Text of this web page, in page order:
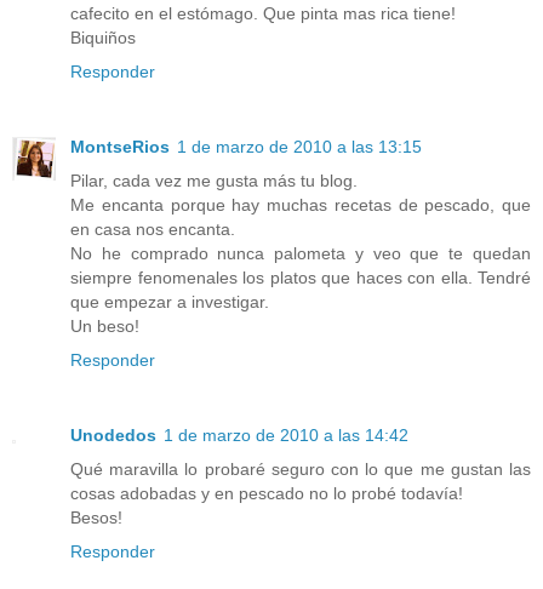
cafecito en el estómago. Que pinta mas rica tiene!
Biquiños
Responder
MontseRios 1 de marzo de 2010 a las 13:15
Pilar, cada vez me gusta más tu blog.
Me encanta porque hay muchas recetas de pescado, que
en casa nos encanta.
No he comprado nunca palometa y veo que te quedan
siempre fenomenales los platos que haces con ella. Tendré
que empezar a investigar.
Un beso!
Responder
Unodedos 1 de marzo de 2010 a las 14:42
Qué maravilla lo probaré seguro con lo que me gustan las
cosas adobadas y en pescado no lo probé todavía!
Besos!
Responder